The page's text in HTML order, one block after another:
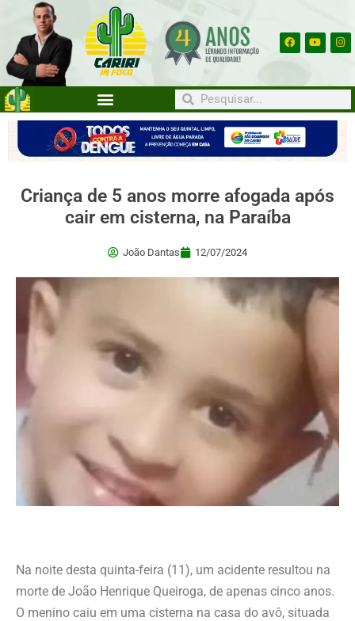
Criança de 5 anos morre afogada após
cair em cisterna, na Paraíba
João Dantas 12/07/2024
Na noite desta quinta-feira (11), um acidente resultou na
morte de João Henrique Queiroga, de apenas cinco anos.
O menino caiu em uma cisterna na casa do avô, situada